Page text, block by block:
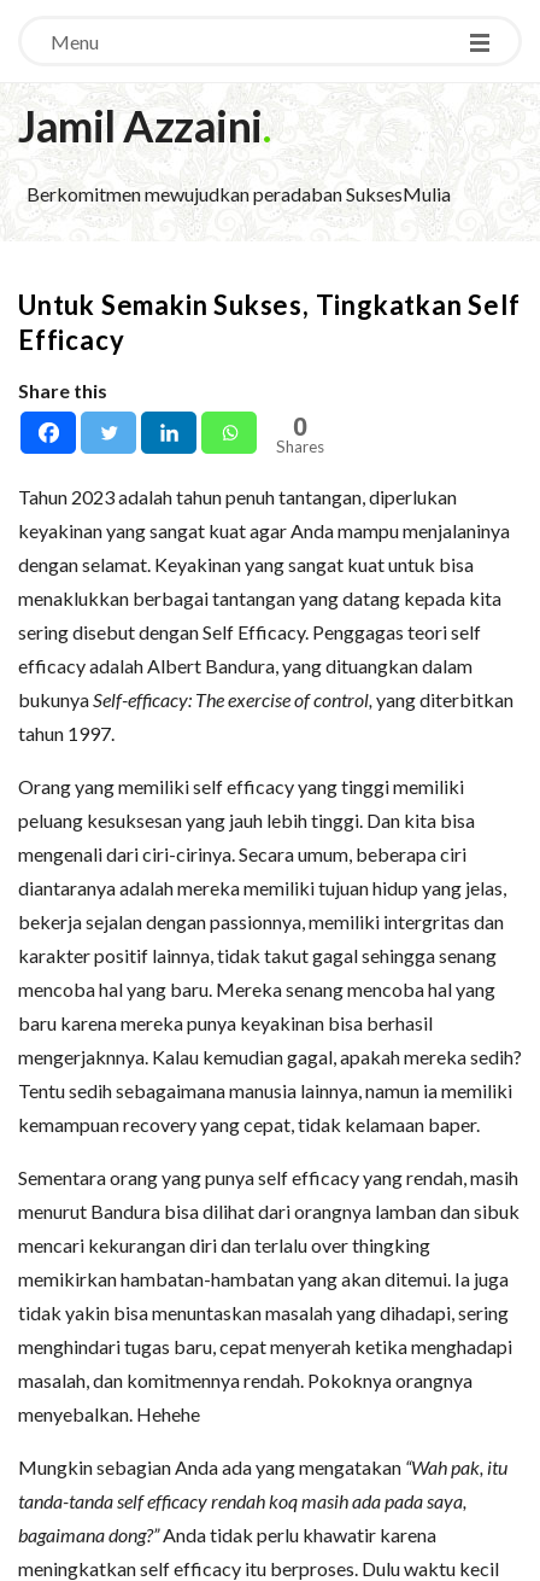
Menu
Jamil Azzaini.
Berkomitmen mewujudkan peradaban SuksesMulia
Untuk Semakin Sukses, Tingkatkan Self
Efficacy
Share this
0
Shares
Tahun 2023 adalah tahun penuh tantangan, diperlukan
keyakinan yang sangat kuat agar Anda mampu menjalaninya
dengan selamat. Keyakinan yang sangat kuat untuk bisa
menaklukkan berbagai tantangan yang datang kepada kita
sering disebut dengan Self Efficacy. Penggagas teori self
efficacy adalah Albert Bandura, yang dituangkan dalam
bukunyaSelf-efficacy: The exercise of control,yang diterbitkan
tahun 1997.
Orang yang memiliki self efficacy yang tinggi memiliki
peluang kesuksesan yang jauh lebih tinggi. Dan kita bisa
mengenali dari ciri-cirinya. Secara umum, beberapa ciri
diantaranya adalah mereka memiliki tujuan hidup yang jelas,
bekerja sejalan dengan passionnya, memiliki intergritas dan
karakter positif lainnya, tidak takut gagal sehingga senang
mencoba hal yang baru. Mereka senang mencoba hal yang
baru karena mereka punya keyakinan bisa berhasil
mengerjaknnya. Kalau kemudian gagal, apakah mereka sedih?
Tentu sedih sebagaimana manusia lainnya, namun ia memiliki
kemampuan recovery yang cepat, tidak kelamaan baper.
Sementara orang yang punya self efficacy yang rendah, masih
menurut Bandura bisa dilihat dari orangnya lamban dan sibuk
mencari kekurangan diri dan terlalu over thingking
memikirkan hambatan-hambatan yang akan ditemui. Ia juga
tidak yakin bisa menuntaskan masalah yang dihadapi, sering
menghindari tugas baru, cepat menyerah ketika menghadapi
masalah, dan komitmennya rendah. Pokoknya orangnya
menyebalkan. Hehehe
Mungkin sebagian Anda ada yang mengatakan “Wah pak, itu
tanda-tanda self efficacy rendah koq masih ada pada saya,
bagaimana dong?”Anda tidak perlu khawatir karena
meningkatkan self efficacy itu berproses. Dulu waktu kecil